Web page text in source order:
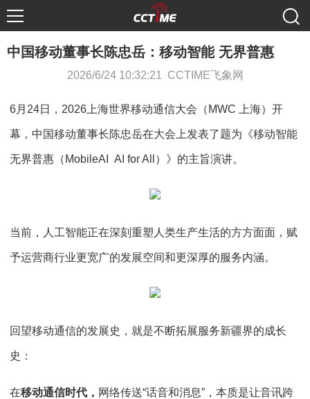
中国移动董事长陈忠岳：移动智能 无界普惠
2026/6/24 10:32:21 CCTIME飞象网
6月24日，2026上海世界移动通信大会（MWC 上海）开
幕，中国移动董事长陈忠岳在大会上发表了题为《移动智能
无界普惠（MobileAI AI for All）》的主旨演讲。
当前，人工智能正在深刻重塑人类生产生活的方方面面，赋
予运营商行业更宽广的发展空间和更深厚的服务内涵。
回望移动通信的发展史，就是不断拓展服务新疆界的成长
史：
在移动通信时代， 网络传送“话音和消息”，本质是让音讯跨